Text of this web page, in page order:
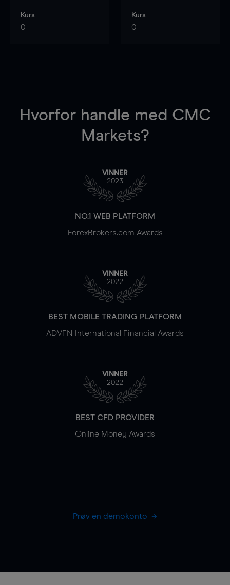
Kurs
0
Kurs
0
Hvorfor handle med CMC
Markets?
VINNER
2023
NO.1 WEB PLATFORM
ForexBrokers.com Awards
VINNER
2022
BEST MOBILE TRADING PLATFORM
ADVFN International Financial Awards
VINNER
2022
BEST CFD PROVIDER
Online Money Awards
Prøv en demokonto